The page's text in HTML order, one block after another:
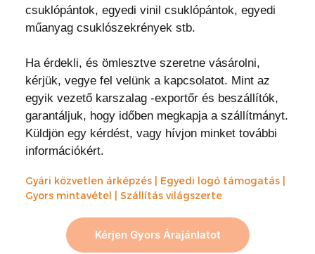
csuklópántok, egyedi vinil csuklópántok, egyedi
műanyag csuklószekrények stb.
Ha érdekli, és ömlesztve szeretne vásárolni,
kérjük, vegye fel velünk a kapcsolatot. Mint az
egyik vezető karszalag -exportőr és beszállítók,
garantáljuk, hogy időben megkapja a szállítmányt.
Küldjön egy kérdést, vagy hívjon minket további
információkért.
Gyári közvetlen árképzés | Egyedi logó támogatás |
Gyors mintavétel | Szállítás világszerte
Kérjen Gyors Árajánlatot